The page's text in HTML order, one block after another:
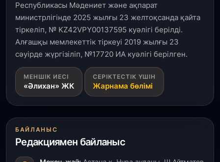
3 тамыз, 2026
Қызылордада 300 орындық аурухана,
Президенттік кітапхана және жаңа театр
салынып жатыр
1 тамыз, 2026
Кинопоиск Қазақстан азаматтарының ең
танымал онлайн-кинотеатрына айналды
Ақмола облысындағы кездесуде кәсіпкерлер мен
ұстаздар «Әділет» партиясына өз ұсыныстарын
айтты
Республикасы Мәдениет және ақпарат
министрлігінде 2025 жылғы 23 желтоқсанда қайта
тіркеліп, № KZ42VPY00137595 куәлігі берілді.
Алғашқы мемлекеттік тіркеуі 2019 жылғы 23
сәуірде жүргізіліп, №17720 ИА куәлігі берілген.
МЕНШІК ИЕСІ
«Әлихан» ЖК
СЕРІКТЕСТІК ҮШІН
Жарнама бөлімі
БАЙЛАНЫС
Редакциямен байланыс